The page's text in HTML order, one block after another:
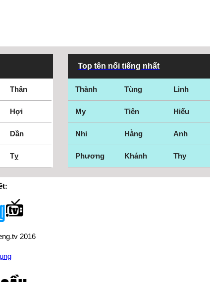
Thân
Hợi
Dần
Tỵ
Top tên nổi tiếng nhất
Thành Tùng Linh
My Tiên Hiếu
Nhi Hằng Anh
Phương Khánh Thy
2016